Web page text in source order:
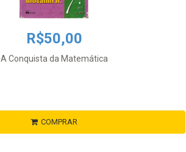
R$50,00
A Conquista da Matemática
COMPRAR